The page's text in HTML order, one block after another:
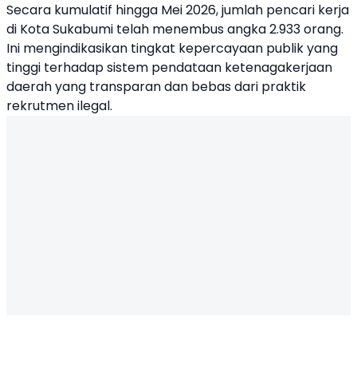
Secara kumulatif hingga Mei 2026, jumlah pencari kerja
di Kota Sukabumi telah menembus angka 2.933 orang.
Ini mengindikasikan tingkat kepercayaan publik yang
tinggi terhadap sistem pendataan ketenagakerjaan
daerah yang transparan dan bebas dari praktik
rekrutmen ilegal.